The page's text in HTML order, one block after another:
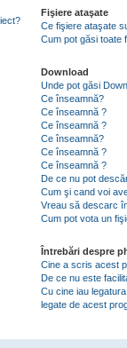
Fişiere ataşate
Ce fişiere ataşate
Cum pot găsi toate
Download
Unde pot găsi
Ce înseamnă?
Ce înseamnă ?
Ce înseamnă ?
Ce înseamnă?
Ce înseamnă ?
Ce înseamnă ?
De ce nu pot
Cum şi cand voi
Vreau să descarc
Cum pot vota un
Întrebări despre
Cine a scris acest
De ce nu este
Cu cine iau
legate de acest